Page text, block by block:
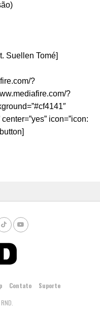
Suellen Tomé]
?
?
icon=”icon:
Contato
Suporte